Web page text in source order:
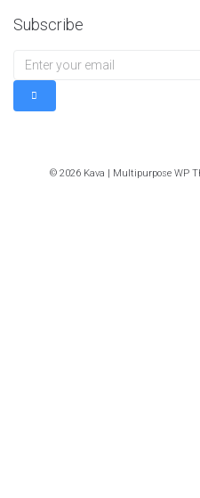
Subscribe
© 2026 Kava | Multipurpose WP